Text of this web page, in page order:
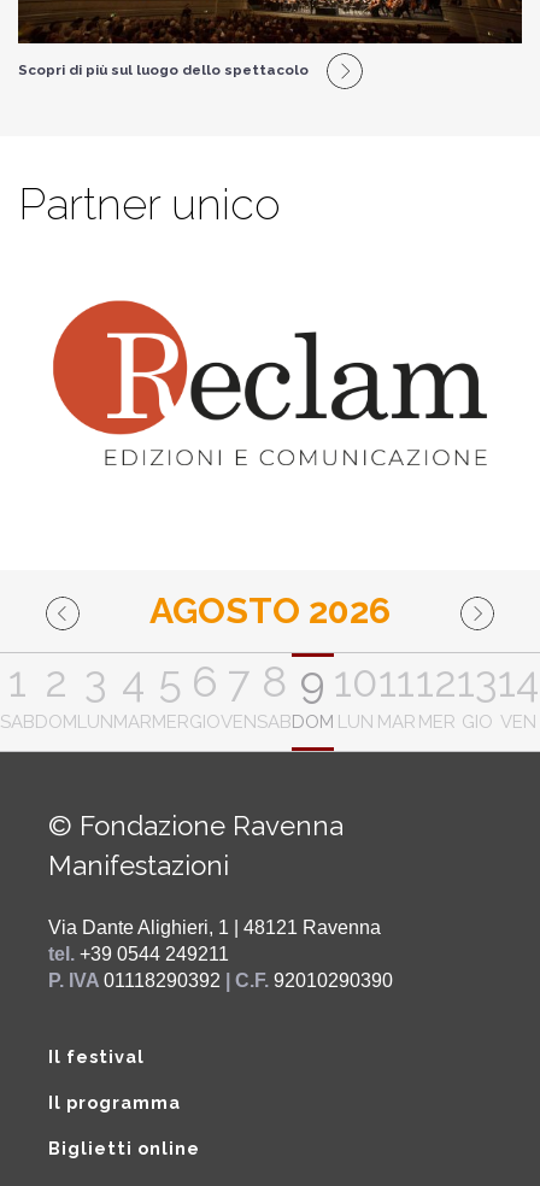
Scopri di più sul luogo dello spettacolo
Partner unico
AGOSTO 2026
1
SAB
2
DOM
3
LUN
4
MAR
5
MER
6
GIO
7
VEN
8
SAB
9
DOM
10
LUN
11
MAR
12
MER
13
GIO
14
VEN
© Fondazione Ravenna
Manifestazioni
Via Dante Alighieri, 1 | 48121 Ravenna
tel. +39 0544 249211
P. IVA 01118290392 | C.F. 92010290390
Il festival
Il programma
Biglietti online